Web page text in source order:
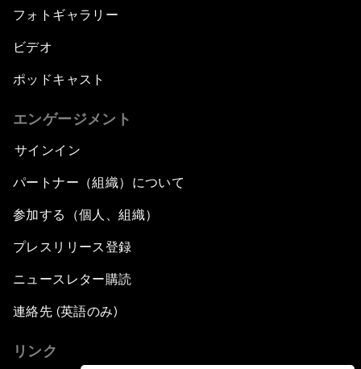
フォトギャラリー
ビデオ
ポッドキャスト
エンゲージメント
サインイン
パートナー（組織）について
参加する（個人、組織）
プレスリリース登録
ニュースレター購読
連絡先 (英語のみ)
リンク